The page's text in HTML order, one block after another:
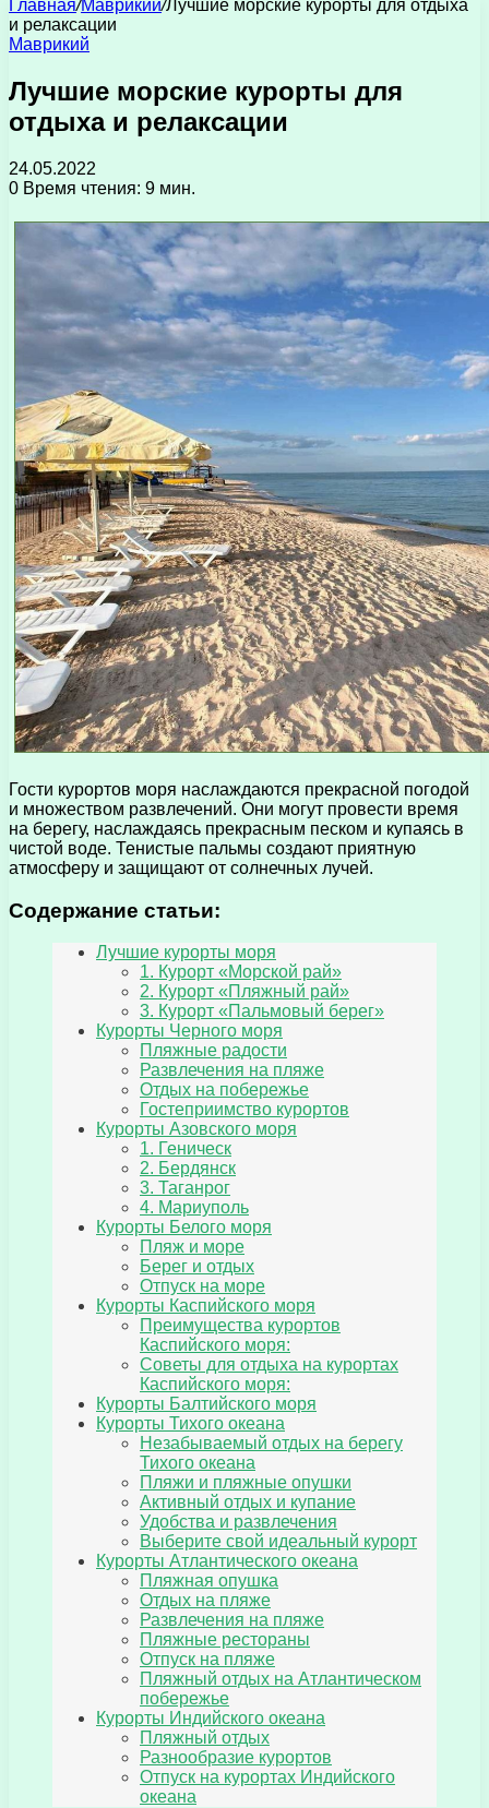
Главная/Маврикий/Лучшие морские курорты для отдыха
и релаксации
Маврикий
Лучшие морские курорты для
отдыха и релаксации
24.05.2022
0 Время чтения: 9 мин.
Гости курортов моря наслаждаются прекрасной погодой
и множеством развлечений. Они могут провести время
на берегу, наслаждаясь прекрасным песком и купаясь в
чистой воде. Тенистые пальмы создают приятную
атмосферу и защищают от солнечных лучей.
Содержание статьи:
Лучшие курорты моря
1. Курорт «Морской рай»
2. Курорт «Пляжный рай»
3. Курорт «Пальмовый берег»
Курорты Черного моря
Пляжные радости
Развлечения на пляже
Отдых на побережье
Гостеприимство курортов
Курорты Азовского моря
1. Геническ
2. Бердянск
3. Таганрог
4. Мариуполь
Курорты Белого моря
Пляж и море
Берег и отдых
Отпуск на море
Курорты Каспийского моря
Преимущества курортов
Каспийского моря:
Советы для отдыха на курортах
Каспийского моря:
Курорты Балтийского моря
Курорты Тихого океана
Незабываемый отдых на берегу
Тихого океана
Пляжи и пляжные опушки
Активный отдых и купание
Удобства и развлечения
Выберите свой идеальный курорт
Курорты Атлантического океана
Пляжная опушка
Отдых на пляже
Развлечения на пляже
Пляжные рестораны
Отпуск на пляже
Пляжный отдых на Атлантическом
побережье
Курорты Индийского океана
Пляжный отдых
Разнообразие курортов
Отпуск на курортах Индийского
океана